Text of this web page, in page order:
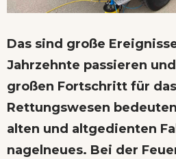
Das sind große
Jahrzehnte passieren
großen Fortschritt für
Rettungswesen
alten und altgedienten
nagelneues. Bei der